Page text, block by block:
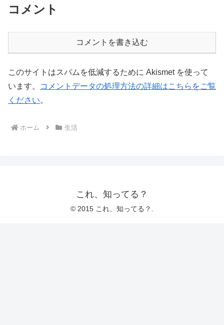
コメント
コメントを書き込む
このサイトはスパムを低減するために Akismet を使って
います。
コメントデータの処理方法の詳細はこちらをご覧
ください。
ホーム 生活
これ、知ってる？
© 2015 これ、知ってる？.